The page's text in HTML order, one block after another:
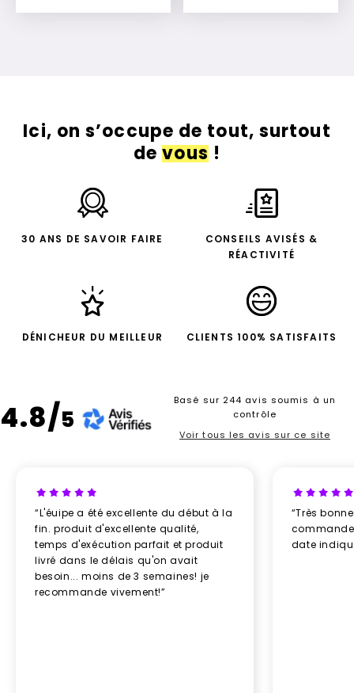
Ajouter à mon devis Ajouter à mon devis
Ici, on s’occupe de tout, surtout
devous!
30 ANS DE SAVOIR FAIRE
CONSEILS AVISÉS &
RÉACTIVITÉ
DÉNICHEUR DU MEILLEUR CLIENTS 100% SATISFAITS
4.8/5
Basé sur 244 avis soumis à un
contrôle
Voir tous les avis sur ce site
“L'éuipe a été excellente du début à la
fin. produit d'excellente qualité,
temps d'exécution parfait et produit
livré dans le délais qu'on avait
besoin... moins de 3 semaines! je
recommande vivement!”
“Très
date